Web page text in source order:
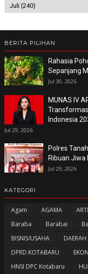
BERITA PILIHAN
Rahasia
Sepanjang
Jul 30, 2026
MUNAS IV
Indonesia
Jul 29, 2026
Polres
Ribuan Jiwa
Jul 29, 2026
KATEGORI
Agam AGAMA
Baraba
Barabai
BISNIS/USAHA
DAERAH
DPRD KOTABARU
HNSI DPC Kotabaru